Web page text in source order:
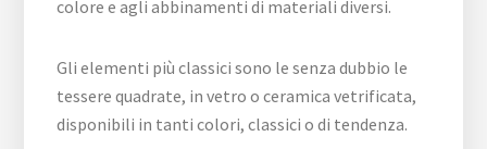
colore e agli abbinamenti di materiali diversi.
Gli elementi più classici sono le senza dubbio le
tessere quadrate, in vetro o ceramica vetrificata,
disponibili in tanti colori, classici o di tendenza.